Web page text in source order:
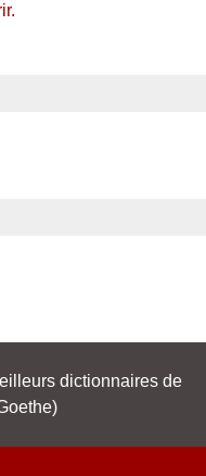
dictionnaires de